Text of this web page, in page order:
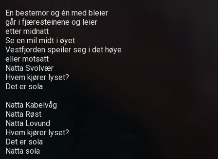
TRIO
Hver
gang
vi
møtes
En bestemor og én med bleier
går i fjæresteinene og leier
etter midnatt
Se en mil midt i øyet
Vestfjorden speiler seg i det høye
eller motsatt
Natta Svolvær
Hvem kjører lyset?
Det er sola
Natta Kabelvåg
Natta Røst
Natta Lovund
Hvem kjører lyset?
Det er sola
Natta sola